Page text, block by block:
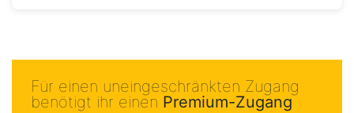
Für einen uneingeschränkten Zugang
benötigt ihr einen Premium-Zugang